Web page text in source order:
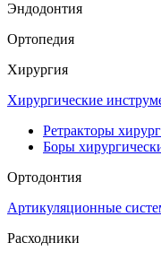
Эндодонтия
Ортопедия
Хирургия
Хирургические
Ретракторы
Боры
Ортодонтия
Артикуляционные
Расходники